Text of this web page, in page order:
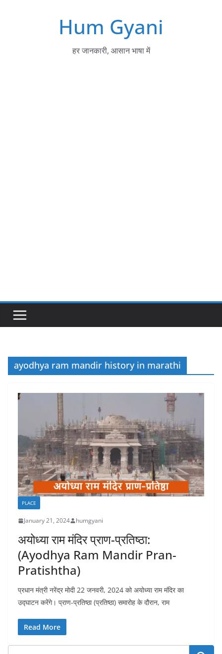
Hum Gyani
हर जानकारी, आसान भाषा में
ayodhya ram mandir history in marathi
PLACE
January 21, 2024 humgyani
अयोध्या राम मंदिर प्राण-प्रतिष्ठा:
(Ayodhya Ram Mandir Pran-
Pratishtha)
प्रधान मंत्री नरेंद्र मोदी 22 जनवरी, 2024 को अयोध्या राम मंदिर का
उद्घाटन करेंगे। प्राण-प्रतिष्ठा (प्रतिष्ठा) समारोह के दौरान, राम
Read More